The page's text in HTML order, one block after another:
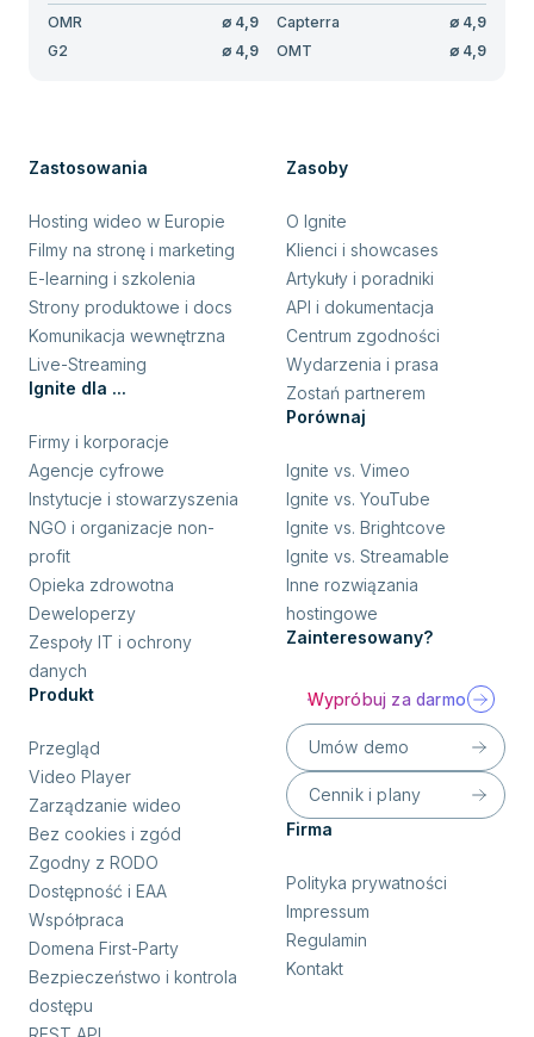
OMR ∅ 4,9 Capterra ∅ 4,9
G2
∅ 4,9 OMT ∅ 4,9
Zastosowania
Hosting wideo w Europie
Filmy na stronę i marketing
E-learning i szkolenia
Strony produktowe i docs
Komunikacja wewnętrzna
Live-Streaming
Ignite dla ...
Firmy i korporacje
Agencje cyfrowe
Instytucje i stowarzyszenia
NGO i organizacje non-
profit
Opieka zdrowotna
Deweloperzy
Zespoły IT i ochrony
danych
Produkt
Przegląd
Video Player
Zarządzanie wideo
Bez cookies i zgód
Zgodny z RODO
Dostępność i EAA
Współpraca
Domena First-Party
Bezpieczeństwo i kontrola
dostępu
Zasoby
O Ignite
Klienci i showcases
Artykuły i poradniki
API i dokumentacja
Centrum zgodności
Wydarzenia i prasa
Zostań partnerem
Porównaj
Ignite vs. Vimeo
Ignite vs. YouTube
Ignite vs. Brightcove
Ignite vs. Streamable
Inne rozwiązania
hostingowe
Zainteresowany?
Wypróbuj za darmo
Umów demo
Cennik i plany
Firma
Polityka prywatności
Impressum
Regulamin
Kontakt